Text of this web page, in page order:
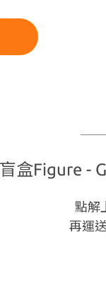
盲盒Figure -
點解
再運